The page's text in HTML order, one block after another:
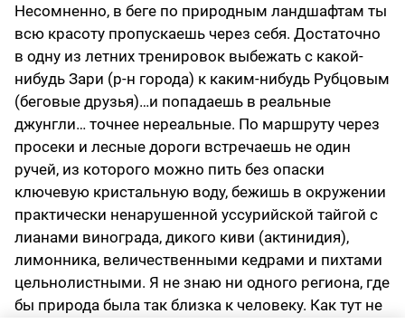
Несомненно, в беге по природным ландшафтам ты
всю красоту пропускаешь через себя. Достаточно
в одну из летних тренировок выбежать с какой-
нибудь Зари (р-н города) к каким-нибудь Рубцовым
(беговые друзья)…и попадаешь в реальные
джунгли… точнее нереальные. По маршруту через
просеки и лесные дороги встречаешь не один
ручей, из которого можно пить без опаски
ключевую кристальную воду, бежишь в окружении
практически ненарушенной уссурийской тайгой с
лианами винограда, дикого киви (актинидия),
лимонника, величественными кедрами и пихтами
цельнолистными. Я не знаю ни одного региона, где
бы природа была так близка к человеку. Как тут не